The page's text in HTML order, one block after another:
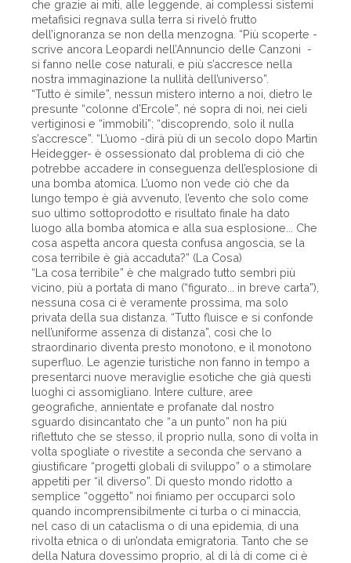
che grazie ai miti, alle leggende, ai complessi sistemi
metafisici regnava sulla terra si rivelò frutto
dell’ignoranza se non della menzogna. “Più scoperte -
scrive ancora Leopardi nell’Annuncio delle Canzoni -
si fanno nelle cose naturali, e più s’accresce nella
nostra immaginazione la nullità dell’universo”.
“Tutto è simile”, nessun mistero interno a noi, dietro le
presunte “colonne d’Ercole”, né sopra di noi, nei cieli
vertiginosi e “immobili”; “discoprendo, solo il nulla
s’accresce”. “L’uomo -dirà più di un secolo dopo Martin
Heidegger- è ossessionato dal problema di ciò che
potrebbe accadere in conseguenza dell’esplosione di
una bomba atomica. L’uomo non vede ciò che da
lungo tempo è già avvenuto, l’evento che solo come
suo ultimo sottoprodotto e risultato finale ha dato
luogo alla bomba atomica e alla sua esplosione... Che
cosa aspetta ancora questa confusa angoscia, se la
cosa terribile è già accaduta?” (La Cosa)
“La cosa terribile” è che malgrado tutto sembri più
vicino, più a portata di mano (“figurato... in breve carta”),
nessuna cosa ci è veramente prossima, ma solo
privata della sua distanza. “Tutto fluisce e si confonde
nell’uniforme assenza di distanza”, così che lo
straordinario diventa presto monotono, e il monotono
superfluo. Le agenzie turistiche non fanno in tempo a
presentarci nuove meraviglie esotiche che già questi
luoghi ci assomigliano. Intere culture, aree
geografiche, annientate e profanate dal nostro
sguardo disincantato che “a un punto” non ha più
riflettuto che se stesso, il proprio nulla, sono di volta in
volta spogliate o rivestite a seconda che servano a
giustificare “progetti globali di sviluppo” o a stimolare
appetiti per “il diverso”. Di questo mondo ridotto a
semplice “oggetto” noi finiamo per occuparci solo
quando incomprensibilmente ci turba o ci minaccia,
nel caso di un cataclisma o di una epidemia, di una
rivolta etnica o di un’ondata emigratoria. Tanto che se
della Natura dovessimo proprio, al di là di come ci è